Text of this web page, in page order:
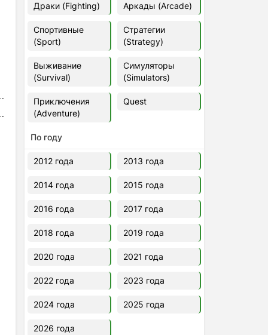
Forza Horizon 5 v.688.044
[Папка игры] (2021)
2021
V Rising
2024
Драки (Fighting) Аркады (Arcade)
Спортивные
(Sport)
Стратегии
(Strategy)
Выживание
(Survival)
Симуляторы
(Simulators)
Приключения
(Adventure)
Quest
По году
2012 года 2013 года
2014 года 2015 года
2016 года 2017 года
2018 года 2019 года
2020 года 2021 года
2022 года 2023 года
2024 года 2025 года
2026 года